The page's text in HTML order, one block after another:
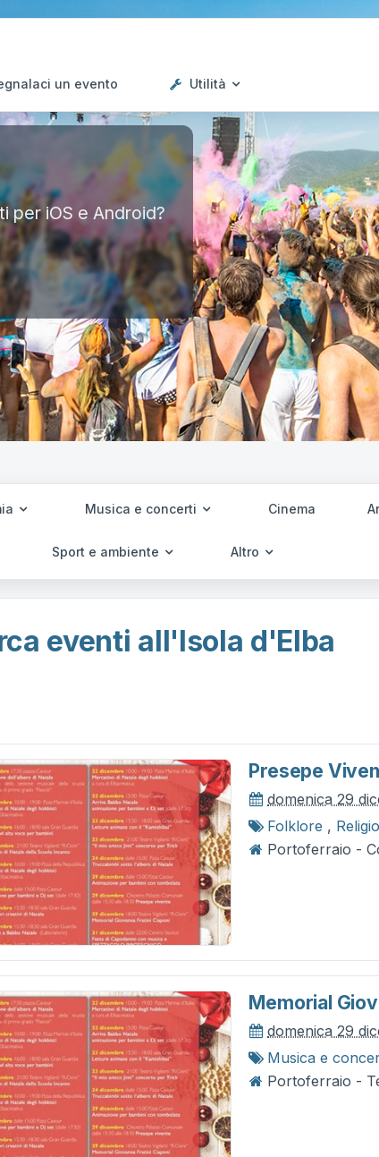
un evento Utilità
per iOS e Android?
Musica e concerti Cinema
Sport e ambiente Altro
eventi all'Isola d'Elba
Presepe
domenica 29
Folklore ,
Portoferraio -
Memorial
domenica 29
Musica e
Portoferraio -